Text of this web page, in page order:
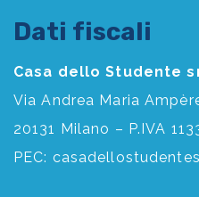
Dati fiscali
Casa dello Studente
Via Andrea Maria
20131 Milano – P.IVA
PEC: